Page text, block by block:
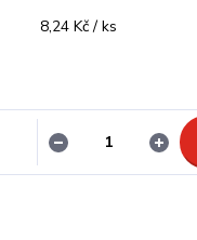
8,24 Kč / ks